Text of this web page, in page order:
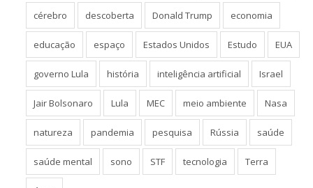
cérebro descoberta Donald Trump economia
educação espaço Estados Unidos Estudo EUA
governo Lula história inteligência artificial Israel
Jair Bolsonaro Lula MEC meio ambiente Nasa
natureza pandemia pesquisa Rússia saúde
saúde mental sono STF tecnologia Terra